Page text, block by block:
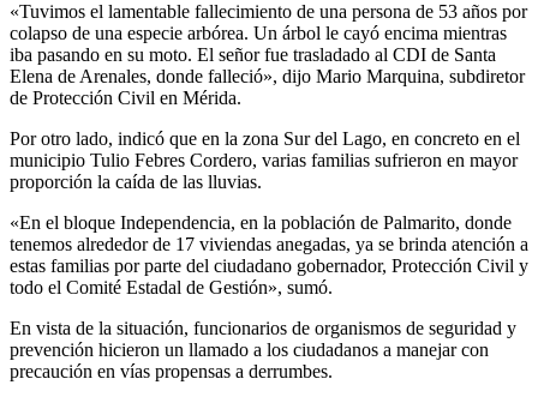
«Tuvimos el lamentable fallecimiento de una persona de 53 años por
colapso de una especie arbórea. Un árbol le cayó encima mientras
iba pasando en su moto. El señor fue trasladado al CDI de Santa
Elena de Arenales, donde falleció», dijo Mario Marquina, subdiretor
de Protección Civil en Mérida.
Por otro lado, indicó que en la zona Sur del Lago, en concreto en el
municipio Tulio Febres Cordero, varias familias sufrieron en mayor
proporción la caída de las lluvias.
«En el bloque Independencia, en la población de Palmarito, donde
tenemos alrededor de 17 viviendas anegadas, ya se brinda atención a
estas familias por parte del ciudadano gobernador, Protección Civil y
todo el Comité Estadal de Gestión», sumó.
En vista de la situación, funcionarios de organismos de seguridad y
prevención hicieron un llamado a los ciudadanos a manejar con
precaución en vías propensas a derrumbes.